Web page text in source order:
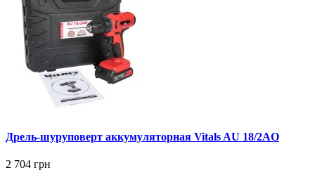
Дрель-шуруповерт аккумуляторная Vitals AU 18/2AO
2 704 грн